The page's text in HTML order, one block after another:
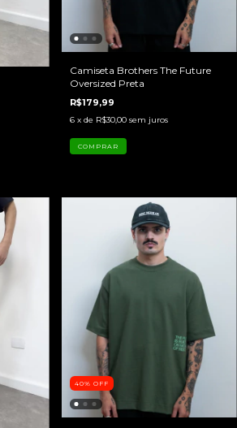
Camiseta Brothers The Future
Oversized Preta
R$179,99
6 x de R$30,00 sem juros
COMPRAR
40% OFF